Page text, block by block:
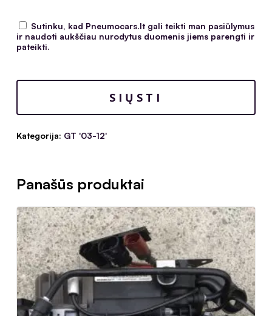
Sutinku, kad Pneumocars.lt gali teikti man pasiūlymus
ir naudoti aukščiau nurodytus duomenis jiems parengti ir
pateikti.
Kategorija: GT '03-12'
Panašūs produktai